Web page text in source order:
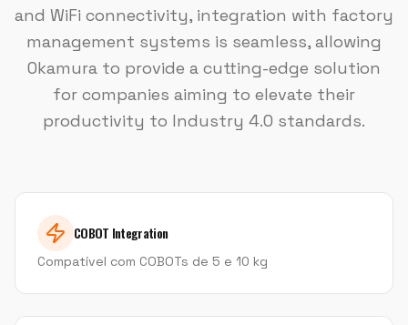
and WiFi connectivity, integration with factory
management systems is seamless, allowing
Okamura to provide a cutting-edge solution
for companies aiming to elevate their
productivity to Industry 4.0 standards.
COBOT Integration
Compatível com COBOTs de 5 e 10 kg